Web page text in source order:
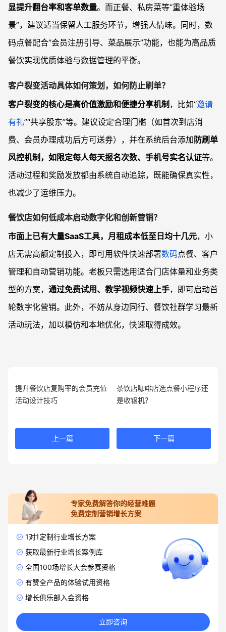
显提升翻台率和客单数量。而正餐、私房菜等“重体验场
景”，建议适当保留人工服务环节，增强人情味。同时，数
码点餐配合“会员注册引导、菜品展示”功能，也能为高品质
餐饮实现优质体验与数据管理的平衡。
客户裂变活动具体如何策划，如何防止刷单？
客户裂变的核心是高价值激励和便捷分享机制 ，比如“邀请
有礼”“共享股东”等。建议设定合理门槛（如首次到店消
费、会员办理成功后方可送券），并在系统后台添加防刷单
风控机制，如限定每人每天报名次数、手机号实名认证等。
活动过程和奖励发放都由系统自动追踪，既能确保真实性，
也减少了运维压力。
餐饮店如何低成本启动数字化和创新营销？
市面上已有大量SaaS工具，月租成本低至日均十几元，小
店无需高额定制投入，即可用软件快速部署数码点餐、客户
管理和自动营销功能。老板只需选用适合门店体量和业务类
型的方案， 通过免费试用、教学视频快速上手，即可启动首
轮数字化营销。此外，不妨从身边同行、餐饮社群学习最新
活动玩法，加以模仿和本地优化，快速取得成效。
提升餐饮店复购率的会员充值
活动设计技巧
上一篇
茶饮店咖啡店选点餐小程序还
是收银机？
下一篇
专家免费解答你的经营难题
免费定制营销增长方案
1对1定制行业增长方案
获取最新行业增长案例库
全国100场增长大会参赛资格
有赞全产品的体验试用资格
增长俱乐部入会资格
立即咨询